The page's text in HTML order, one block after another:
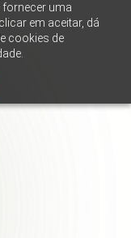
uma
em aceitar, dá
cookies de